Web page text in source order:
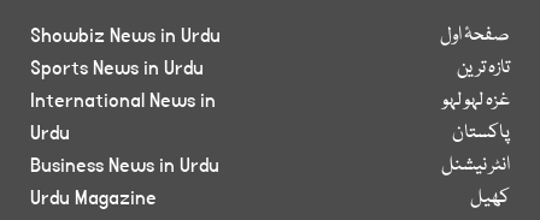
صفحۂ اول
تازہ ترین
غزہ لہو لہو
پاکستان
انٹر نیشنل
کھیل
Showbiz News in Urdu
Sports News in Urdu
International News in
Urdu
Business News in Urdu
Urdu Magazine